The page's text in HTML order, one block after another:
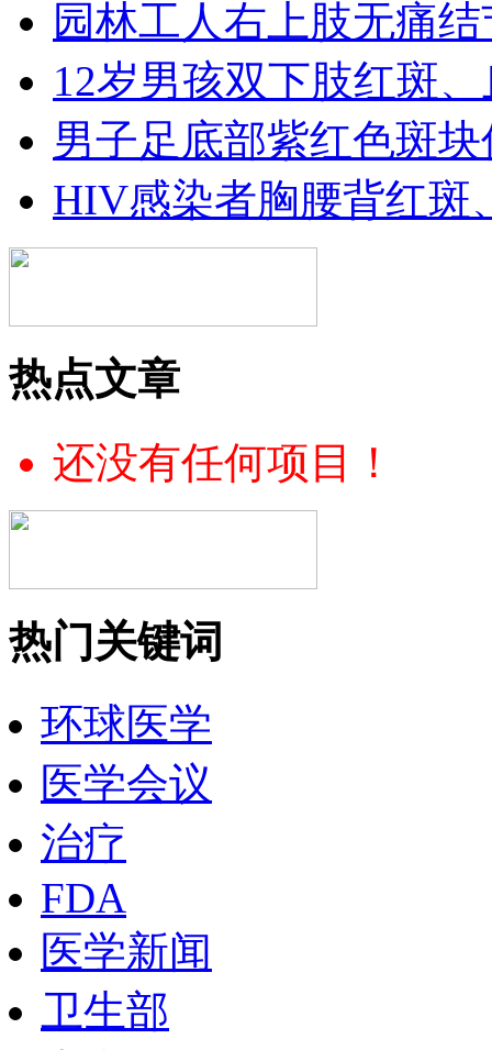
园林工人右上肢无痛
12岁男孩双下肢红斑
男子足底部紫红色斑
HIV感染者胸腰背红
热点文章
还没有任何项目！
热门关键词
环球医学
医学会议
治疗
FDA
医学新闻
卫生部